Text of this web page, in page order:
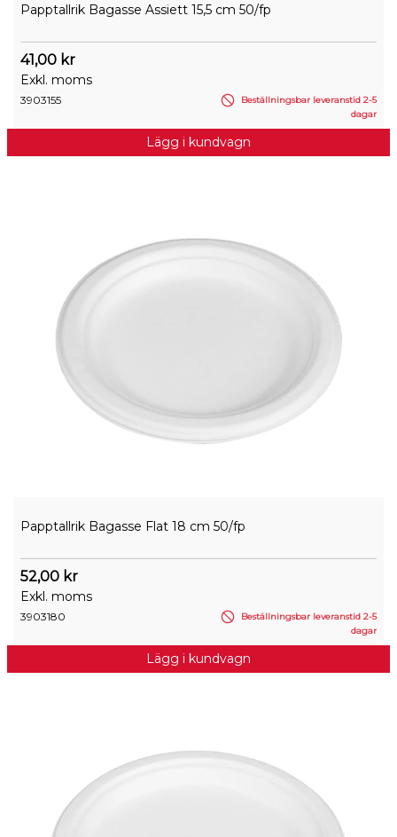
Papptallrik Bagasse Assiett 15,5 cm 50/fp
41,00 kr
Exkl. moms
3903155
Beställningsbar leveranstid 2-5
dagar
Lägg i kundvagn
Papptallrik Bagasse Flat 18 cm 50/fp
52,00 kr
Exkl. moms
3903180
Beställningsbar leveranstid 2-5
dagar
Lägg i kundvagn